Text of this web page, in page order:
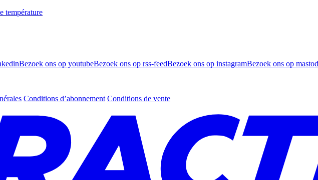
température
Bezoek ons op youtubeBezoek ons op rss-feedBezoek ons op instagramBezoek ons op
Conditions d’abonnement Conditions de vente